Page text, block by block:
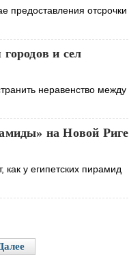
предоставления отсрочки
и сел
неравенство между
на Новой Риге
у египетских пирамид